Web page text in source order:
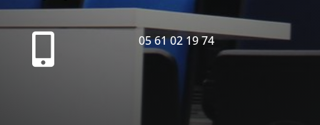
 05 61 02 19 74